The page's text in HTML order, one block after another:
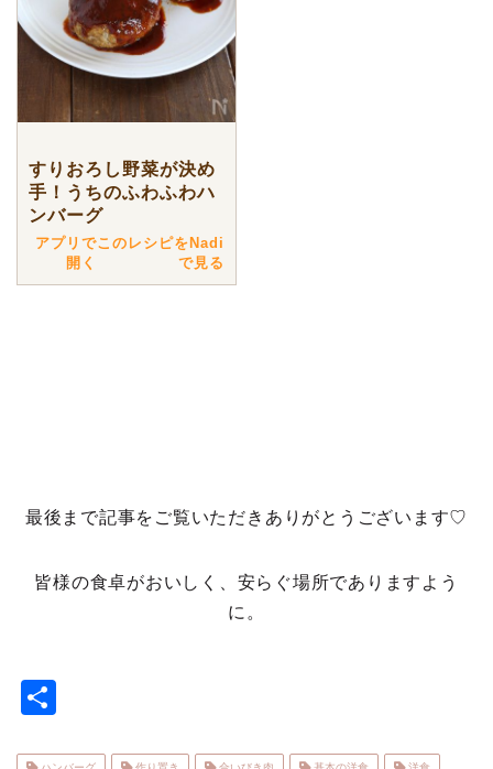
すりおろし野菜が決め
手！うちのふわふわハ
ンバーグ
アプリで
開く
このレシピをNadi
で見る
最後まで記事をご覧いただきありがとうございます♡
皆様の食卓がおいしく、安らぐ場所でありますよう
に。